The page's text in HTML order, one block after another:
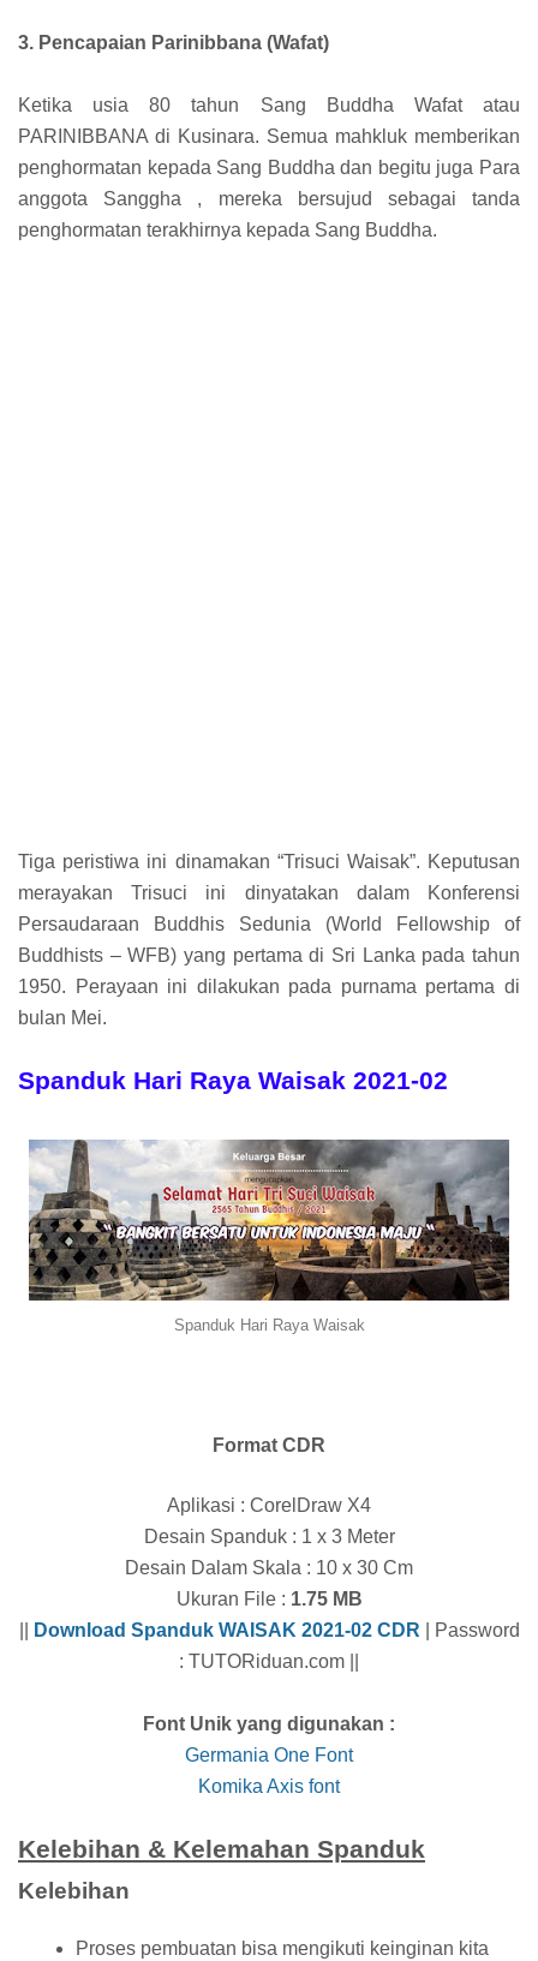
3. Pencapaian Parinibbana (Wafat)
Ketika usia 80 tahun Sang Buddha Wafat atau
PARINIBBANA di Kusinara. Semua mahkluk memberikan
penghormatan kepada Sang Buddha dan begitu juga Para
anggota Sanggha , mereka bersujud sebagai tanda
penghormatan terakhirnya kepada Sang Buddha.
Tiga peristiwa ini dinamakan “Trisuci Waisak”. Keputusan
merayakan Trisuci ini dinyatakan dalam Konferensi
Persaudaraan Buddhis Sedunia (World Fellowship of
Buddhists – WFB) yang pertama di Sri Lanka pada tahun
1950. Perayaan ini dilakukan pada purnama pertama di
bulan Mei.
Spanduk Hari Raya Waisak 2021-02
Spanduk Hari Raya Waisak
Format CDR
Aplikasi : CorelDraw X4
Desain Spanduk : 1 x 3 Meter
Desain Dalam Skala : 10 x 30 Cm
Ukuran File : 1.75 MB
Download Spanduk WAISAK 2021-02 CDR | Password
: TUTORiduan.com ||
Font Unik yang digunakan :
Germania One Font
Komika Axis font
Kelebihan & Kelemahan Spanduk
Kelebihan
Proses pembuatan bisa mengikuti keinginan kita